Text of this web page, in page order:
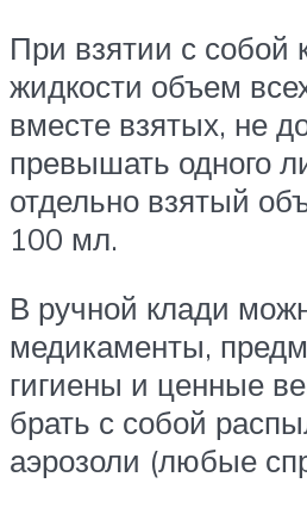
При взятии с собой
жидкости объем
вместе взятых, не
превышать одного
отдельно взятый
100 мл.
В ручной клади
медикаменты,
гигиены и ценные
брать с собой
аэрозоли (любые